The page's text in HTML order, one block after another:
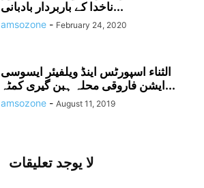
ناخدا کے باربردار بادبانی...
amsozone - February 24, 2020
الثناء اسپورٹس اینڈ ویلفیئر ایسوسی
ایشن فاروقی محلہ ہبن گیری کمٹہ...
amsozone - August 11, 2019
لا يوجد تعليقات